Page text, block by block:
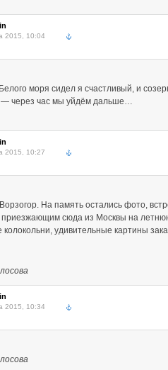
2015, 10:04
моря сидел я счастливый, и
через час мы уйдём дальше…
2015, 10:27
На память остались фото,
сюда из Москвы на
удивительные картины
2015, 10:34